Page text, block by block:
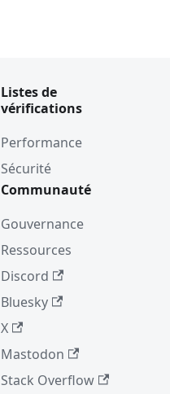
Listes de
vérifications
Performance
Sécurité
Communauté
Gouvernance
Ressources
Discord
Bluesky
X
Mastodon
Stack Overflow